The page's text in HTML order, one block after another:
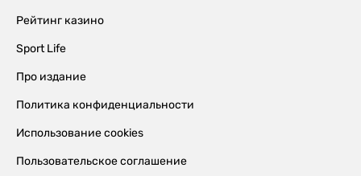
Рейтинг казино
Sport Life
Про издание
Политика конфиденциальности
Использование cookies
Пользовательское соглашение